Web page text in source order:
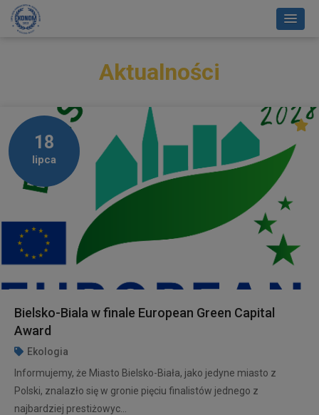
Aktualności
18
lipca
Bielsko-Biala w finale European Green Capital
Award
Ekologia
Informujemy, że Miasto Bielsko-Biała, jako jedyne miasto z
Polski, znalazło się w gronie pięciu finalistów jednego z
najbardziej prestiżowyc...